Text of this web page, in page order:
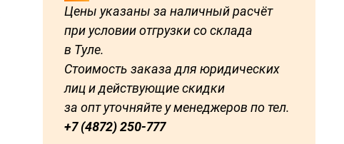
Цены указаны за наличный расчёт
при условии отгрузки со склада
в Туле.
Стоимость заказа для юридических
лиц и действующие скидки
за опт уточняйте у менеджеров по тел.
+7 (4872) 250-777